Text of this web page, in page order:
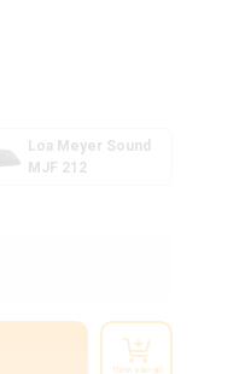
Loa Meyer Sound
MJF 212
Thêm vào giỏ